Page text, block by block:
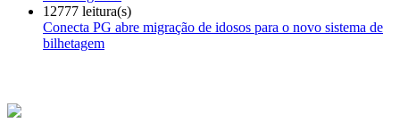
12777 leitura(s)
Conecta PG abre migração de idosos para o novo sistema de
bilhetagem